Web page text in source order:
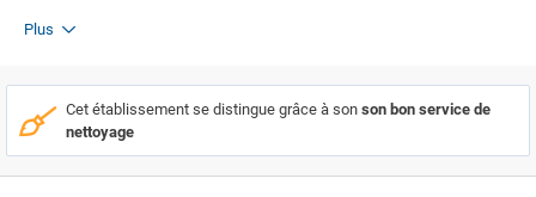
Plus
Cet établissement se distingue grâce à son son bon service de
nettoyage